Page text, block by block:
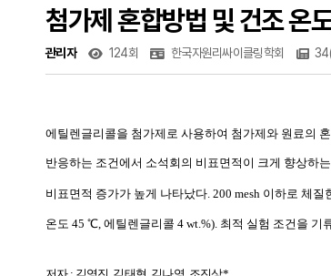
첨가제 혼합방법 및 건조 온
관리자 124회 한국자원리싸이클링학회
에틸렌글리콜을 첨가제로 사용하여 첨가제와 원료의
반응하는 조건에서 소석회의 비표면적이 크게 향상하
비표면적 증가가 높게 나타났다 . 200 mesh 이하로 체질
온도 45 ℃ 에틸렌글리콜 4 wt.%). 최적 실험 조건을 기